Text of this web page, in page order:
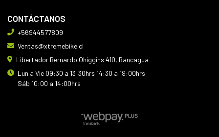
CONTÁCTANOS
+56944577809
Ventas@xtremebike.cl
Libertador Bernardo Ohiggins 410, Rancagua
Lun a Vie 09:30 a 13:30hrs 14:30 a 19:00hrs
Sáb 10:00 a 14:00hrs